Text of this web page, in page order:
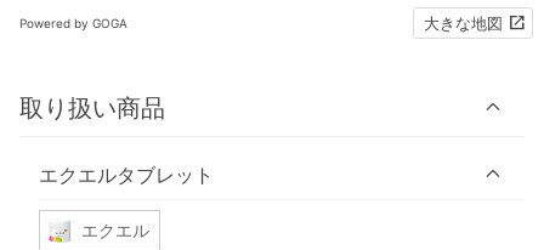
Powered by GOGA 大きな地図
取り扱い商品
エクエルタブレット
エクエル